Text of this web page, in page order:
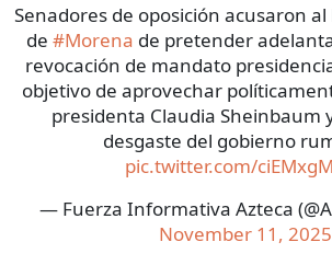
Senadores de oposición acusaron
de #Morena de pretender
revocación de mandato
objetivo de aprovechar
presidenta Claudia Sheinbaum
desgaste del gobierno
pic.twitter.com/
— Fuerza Informativa Azteca
November 11, 2025